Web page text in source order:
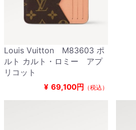
Louis Vuitton M83603 ポ
ルト カルト・ロミー アプ
リコット
¥ 69,100円 （税込）